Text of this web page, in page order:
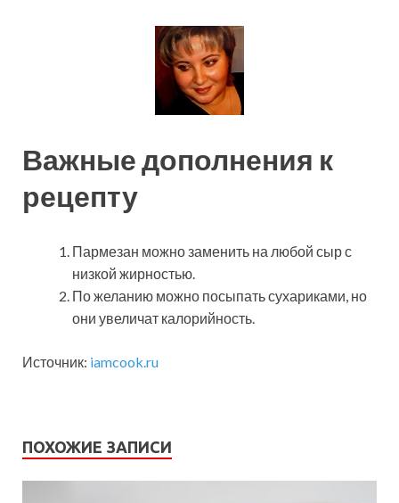
Важные дополнения к
рецепту
Пармезан можно заменить на любой сыр с
низкой жирностью.
По желанию можно посыпать сухариками, но
они увеличат калорийность.
Источник: iamcook.ru
ПОХОЖИЕ ЗАПИСИ